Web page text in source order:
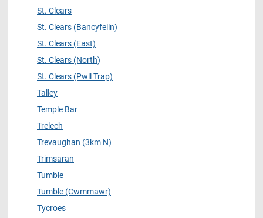
St. Clears
St. Clears (Bancyfelin)
St. Clears (East)
St. Clears (North)
St. Clears (Pwll Trap)
Talley
Temple Bar
Trelech
Trevaughan (3km N)
Trimsaran
Tumble
Tumble (Cwmmawr)
Tycroes